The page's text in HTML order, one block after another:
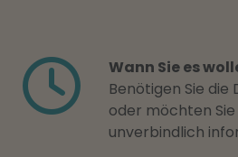
Wann Sie es
Benötigen Sie
oder möchten
unverbindlich